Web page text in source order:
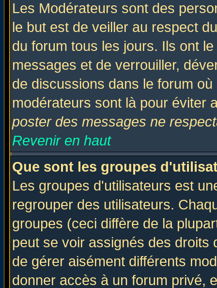
Les Modérateurs sont des
le but est de veiller au respect
du forum tous les jours. Ils ont
messages et de verrouiller,
de discussions dans le forum
modérateurs sont là pour éviter
poster des messages ne
Revenir en haut
Que sont les groupes
Les groupes d'utilisateurs est
regrouper des utilisateurs.
groupes (ceci diffère de la
peut se voir assignés des
de gérer aisément différents
donner accès à un forum privé,